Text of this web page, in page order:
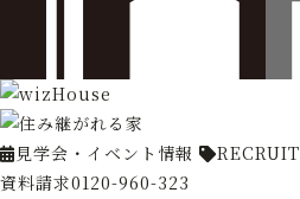
見学会・イベント情報
RECRUIT
資料請求0120-960-323